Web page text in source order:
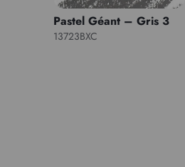
Pastel Géant – Gris 3
13723BXC